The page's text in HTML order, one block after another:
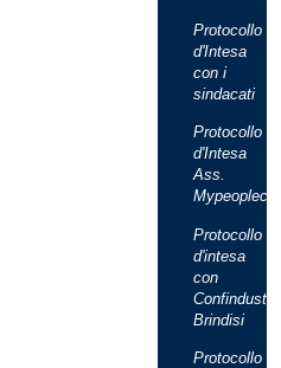
Protocollo
d'Intesa
con i
sindacati
Protocollo
d'Intesa
Ass.
Protocollo
d'intesa
con
Brindisi
Protocollo